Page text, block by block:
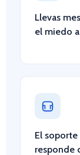
Llevas
el miedo
El
responde